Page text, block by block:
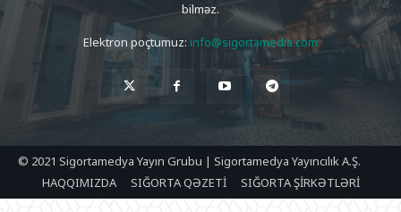
bilməz.
Elektron poçtumuz: info@sigortamedia.com
© 2021 Sigortamedya Yayın Grubu | Sigortamedya Yayıncılık A.Ş.
HAQQIMIZDA
SIĞORTA QƏZETİ SIĞORTA ŞİRKƏTLƏRİ